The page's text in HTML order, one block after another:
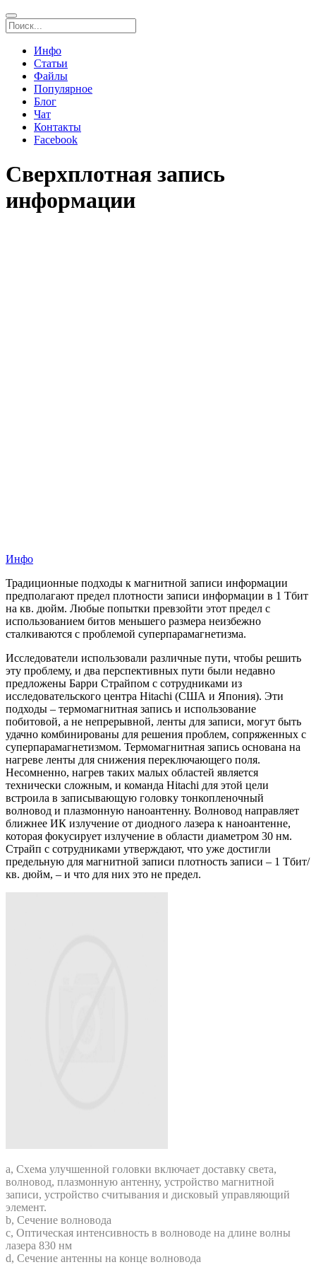
Инфо
Статьи
Файлы
Популярное
Блог
Чат
Контакты
Facebook
Cверхплотная запись
информации
Инфо
Традиционные подходы к магнитной записи информации
предполагают предел плотности записи информации в 1 Тбит
на кв. дюйм. Любые попытки превзойти этот предел с
использованием битов меньшего размера неизбежно
сталкиваются с проблемой суперпарамагнетизма.
Исследователи использовали различные пути, чтобы решить
эту проблему, и два перспективных пути были недавно
предложены Барри Страйпом с сотрудниками из
исследовательского центра Hitachi (США и Япония). Эти
подходы – термомагнитная запись и использование
побитовой, а не непрерывной, ленты для записи, могут быть
удачно комбинированы для решения проблем, сопряженных с
суперпарамагнетизмом. Термомагнитная запись основана на
нагреве ленты для снижения переключающего поля.
Несомненно, нагрев таких малых областей является
технически сложным, и команда Hitachi для этой цели
встроила в записывающую головку тонкопленочный
волновод и плазмонную наноантенну. Волновод направляет
ближнее ИК излучение от диодного лазера к наноантенне,
которая фокусирует излучение в области диаметром 30 нм.
Страйп с сотрудниками утверждают, что уже достигли
предельную для магнитной записи плотность записи – 1 Тбит/
кв. дюйм, – и что для них это не предел.
a, Схема улучшенной головки включает доставку света,
волновод, плазмонную антенну, устройство магнитной
записи, устройство считывания и дисковый управляющий
элемент.
b, Сечение волновода
c, Оптическая интенсивность в волноводе на длине волны
лазера 830 нм
d, Сечение антенны на конце волновода